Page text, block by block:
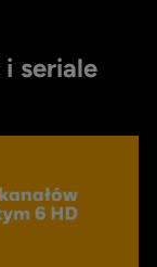
seriale